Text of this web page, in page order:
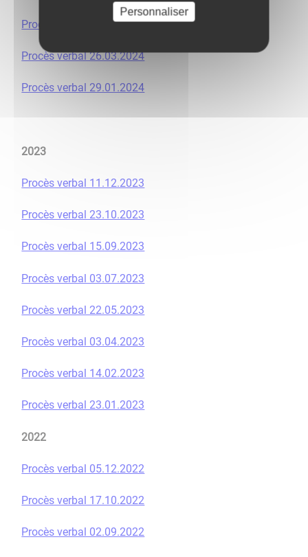
Procès verbal 21.05.2024
Procès verbal 26.03.2024
Procès verbal 29.01.2024
2023
Procès verbal 11.12.2023
Procès verbal 23.10.2023
Procès verbal 15.09.2023
Procès verbal 03.07.2023
Procès verbal 22.05.2023
Procès verbal 03.04.2023
Procès verbal 14.02.2023
Procès verbal 23.01.2023
2022
Procès verbal 05.12.2022
Procès verbal 17.10.2022
Procès verbal 02.09.2022
Personnaliser